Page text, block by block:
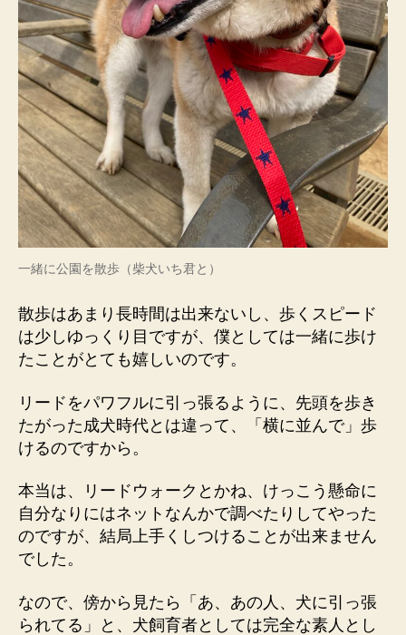
一緒に公園を散歩（柴犬いち君と）
散歩はあまり長時間は出来ないし、歩くスピード
は少しゆっくり目ですが、僕としては一緒に歩け
たことがとても嬉しいのです。
リードをパワフルに引っ張るように、先頭を歩き
たがった成犬時代とは違って、「横に並んで」歩
けるのですから。
本当は、リードウォークとかね、けっこう懸命に
自分なりにはネットなんかで調べたりしてやった
のですが、結局上手くしつけることが出来ません
でした。
なので、傍から見たら「あ、あの人、犬に引っ張
られてる」と、犬飼育者としては完全な素人とし